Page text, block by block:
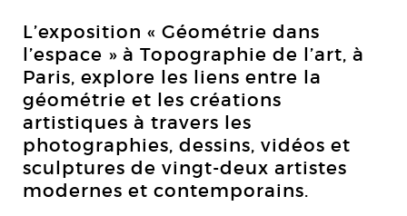
L’exposition « Géométrie dans
l’espace » à Topographie de l’art, à
Paris, explore les liens entre la
géométrie et les créations
artistiques à travers les
photographies, dessins, vidéos et
sculptures de vingt-deux artistes
modernes et contemporains.